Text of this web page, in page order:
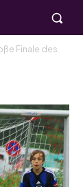
Finale des